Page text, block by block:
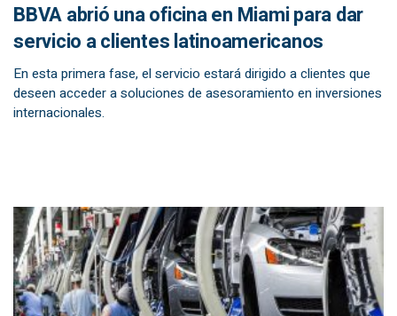
BBVA abrió una oficina en Miami para dar
servicio a clientes latinoamericanos
En esta primera fase, el servicio estará dirigido a clientes que
deseen acceder a soluciones de asesoramiento en inversiones
internacionales.